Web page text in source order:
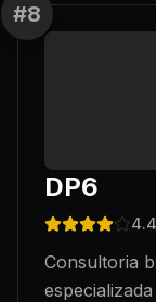
#8
DP6
4.4
Consultoria